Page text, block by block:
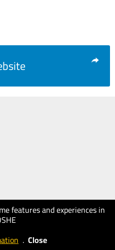
features and experiences in
. Close